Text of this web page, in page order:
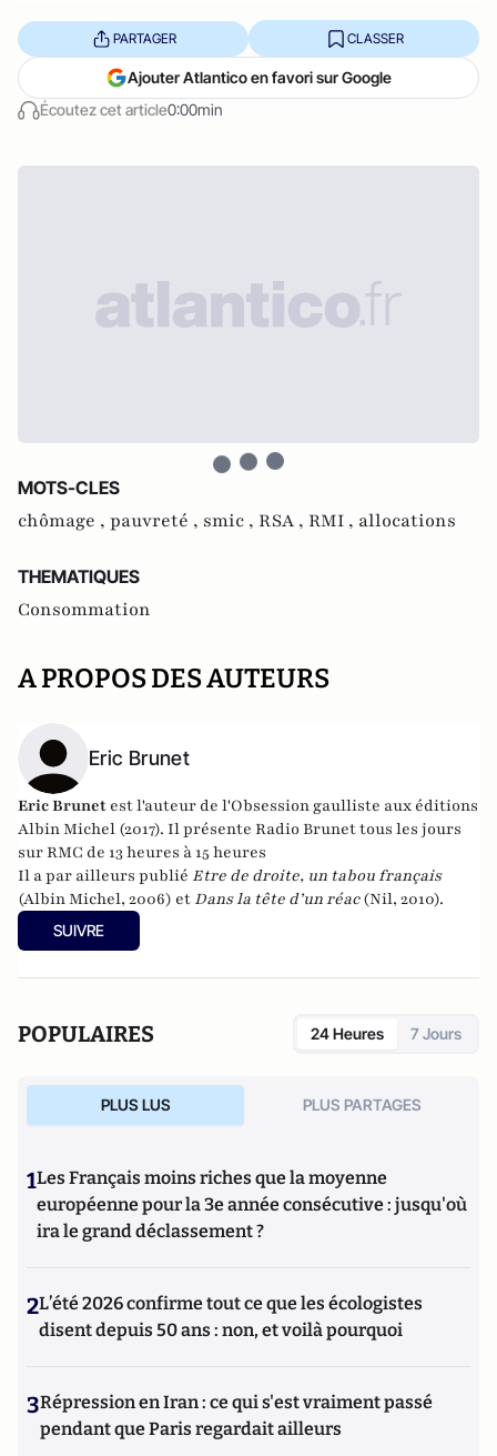
Écoutez cet article0:00min
PARTAGER CLASSER
Ajouter Atlantico en favori sur Google
MOTS-CLES
chômage , pauvreté , smic , RSA , RMI , allocations
THEMATIQUES
Consommation
A PROPOS DES AUTEURS
Eric Brunet
Eric Brunet est l'auteur de l'Obsession gaulliste aux éditions
Albin Michel (2017). Il présente Radio Brunet tous les jours
sur RMC de 13 heures à 15 heures
Il a par ailleurs publié Etre de droite, un tabou français
(Albin Michel, 2006) et Dans la tête d’un réac(Nil, 2010).
SUIVRE
POPULAIRES 24 Heures 7 Jours
PLUS LUS PLUS PARTAGES
1Les Français moins riches que la moyenne
européenne pour la 3e année consécutive : jusqu'où
ira le grand déclassement ?
2L’été 2026 confirme tout ce que les écologistes
disent depuis 50 ans : non, et voilà pourquoi
3Répression en Iran : ce qui s'est vraiment passé
pendant que Paris regardait ailleurs